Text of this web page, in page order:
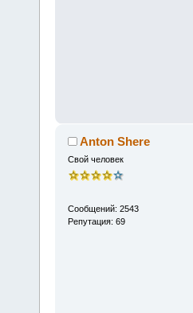
Anton Shere
Свой человек
Сообщений: 2543
Репутация: 69